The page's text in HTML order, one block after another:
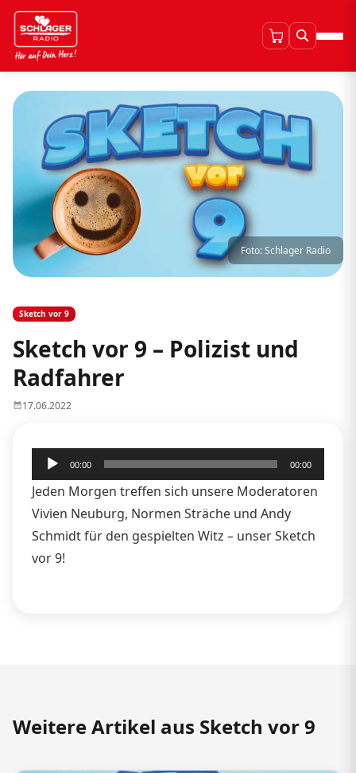
Foto: Schlager Radio
Sketch vor 9
Sketch vor 9 – Polizist und
Radfahrer
17.06.2022
Audio-
Player
00:00 00:00
Jeden Morgen treffen sich unsere Moderatoren
Vivien Neuburg, Normen Sträche und Andy
Schmidt für den gespielten Witz – unser Sketch
vor 9!
Weitere Artikel aus Sketch vor 9